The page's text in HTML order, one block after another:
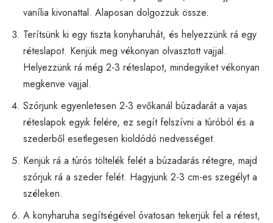
vanília kivonattal. Alaposan dolgozzuk össze.
Terítsünk ki egy tiszta konyharuhát, és helyezzünk rá egy
réteslapot. Kenjük meg vékonyan olvasztott vajjal.
Helyezzünk rá még 2-3 réteslapot, mindegyiket vékonyan
megkenve vajjal.
Szórjunk egyenletesen 2-3 evőkanál búzadarát a vajas
réteslapok egyik felére, ez segít felszívni a túróból és a
szederből esetlegesen kioldódó nedvességet.
Kenjük rá a túrós töltelék felét a búzadarás rétegre, majd
szórjuk rá a szeder felét. Hagyjunk 2-3 cm-es szegélyt a
széleken.
A konyharuha segítségével óvatosan tekerjük fel a rétest,